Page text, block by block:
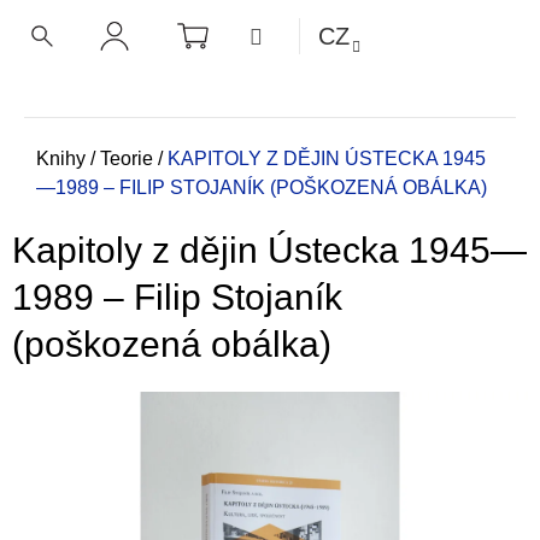
NÁKUPNÍ
KOŠÍK MENUCZ
Domů
Knihy / Teorie / KAPITOLY Z DĚJIN ÚSTECKA 1945
—1989 – FILIP STOJANÍK (POŠKOZENÁ OBÁLKA)
Kapitoly z dějin Ústecka 1945—
1989 – Filip Stojaník
(poškozená obálka)
ZPĚT
ZPĚT
o
p
t
ř
e
b